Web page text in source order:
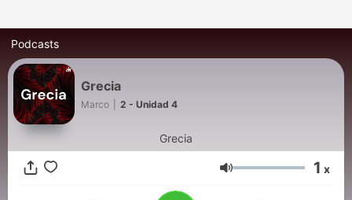
Podcasts
Grecia
Marco 2 - Unidad 4
Grecia
Volum 1 x